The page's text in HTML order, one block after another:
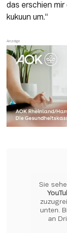
das erschien mir
kukuun um.“
unten.
an